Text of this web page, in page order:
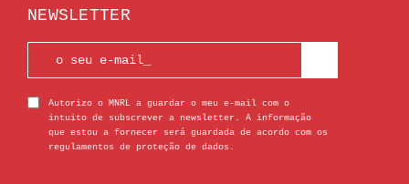
NEWSLETTER
Autorizo o MNRL a guardar o meu e-mail com o
intuito de subscrever a newsletter. A informação
que estou a fornecer será guardada de acordo com os
regulamentos de proteção de dados.